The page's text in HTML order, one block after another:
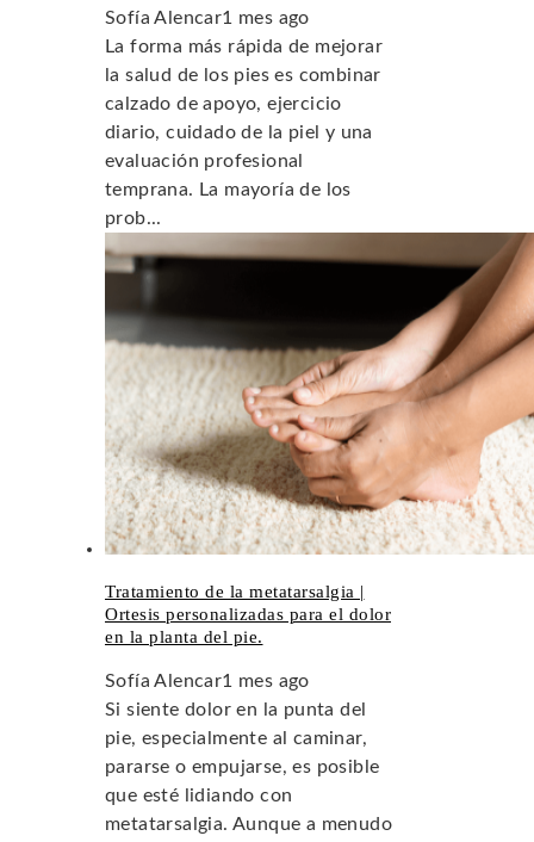
Sofía Alencar1 mes ago
La forma más rápida de mejorar
la salud de los pies es combinar
calzado de apoyo, ejercicio
diario, cuidado de la piel y una
evaluación profesional
temprana. La mayoría de los
prob...
Tratamiento de la metatarsalgia |
Ortesis personalizadas para el dolor
en la planta del pie.
Sofía Alencar1 mes ago
Si siente dolor en la punta del
pie, especialmente al caminar,
pararse o empujarse, es posible
que esté lidiando con
metatarsalgia. Aunque a menudo